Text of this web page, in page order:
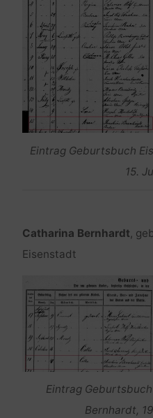
Eintrag Geburtsbuch
15.
Catharina Bernhardt,
Eisenstadt
Eintrag
Bernhardt,